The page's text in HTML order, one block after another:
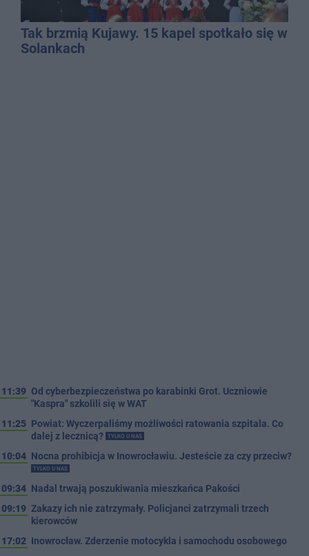
Tak brzmią Kujawy. 15 kapel spotkało się w
Solankach
11:39 Od cyberbezpieczeństwa po karabinki Grot. Uczniowie
"Kaspra" szkolili się w WAT
11:25 Powiat: Wyczerpaliśmy możliwości ratowania szpitala. Co
dalej z lecznicą?
TYLKO U NAS
10:04 Nocna prohibicja w Inowrocławiu. Jesteście za czy przeciw?
TYLKO U NAS
09:34 Nadal trwają poszukiwania mieszkańca Pakości
09:19 Zakazy ich nie zatrzymały. Policjanci zatrzymali trzech
kierowców
17:02 Inowrocław. Zderzenie motocykla i samochodu osobowego